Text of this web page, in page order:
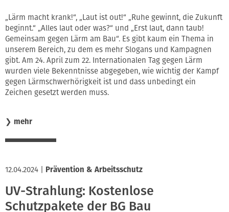
„Lärm macht krank!“, „Laut ist out!“ „Ruhe gewinnt, die Zukunft
beginnt.“ „Alles laut oder was?“ und „Erst laut, dann taub!
Gemeinsam gegen Lärm am Bau“. Es gibt kaum ein Thema in
unserem Bereich, zu dem es mehr Slogans und Kampagnen
gibt. Am 24. April zum 22. Internationalen Tag gegen Lärm
wurden viele Bekenntnisse abgegeben, wie wichtig der Kampf
gegen Lärmschwerhörigkeit ist und dass unbedingt ein
Zeichen gesetzt werden muss.
❯ mehr
12.04.2024 Prävention & Arbeitsschutz
UV-Strahlung: Kostenlose
Schutzpakete der BG Bau